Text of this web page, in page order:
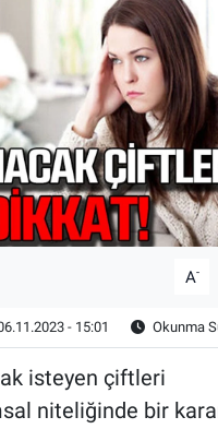
A-
- 15:01 Okunma
isteyen çiftleri
niteliğinde bir